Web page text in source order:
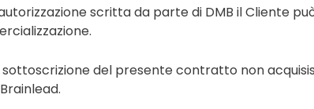
scritta da parte di DMB il Cliente
sottoscrizione del presente contratto non